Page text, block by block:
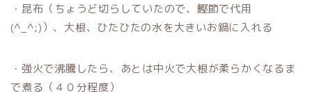
・昆布（ちょうど切らしていたので、鰹節で代用
(^_^;)）、大根、ひたひたの水を大きいお鍋に入れる
・強火で沸騰したら、あとは中火で大根が柔らかくなるま
で煮る（４０分程度）